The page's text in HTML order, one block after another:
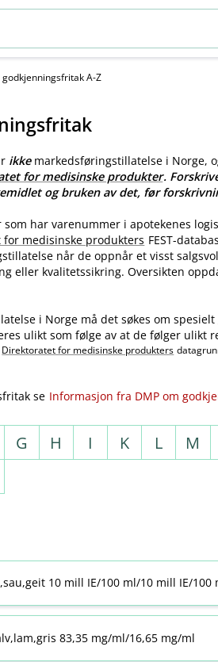
A-Z
ikkemarkedsføringstillatelse i Norge,
for medisinske produkter.
og bruken av det, før
har varenummer i apotekenes
for medisinske produkters FEST-
når de oppnår et visst
eller kvalitetssikring. Oversikten
i Norge må det søkes om
ulikt som følge av at de følger ulikt
Direktoratet for medisinske produkters
se Informasjon fra DMP om
G H I K L M
10 mill IE/100 ml/10 mill IE/100
83,35 mg/ml/16,65 mg/ml